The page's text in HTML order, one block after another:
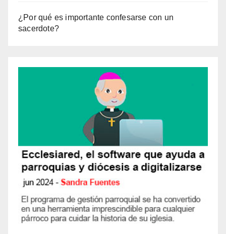
¿Por qué es importante confesarse con un
sacerdote?